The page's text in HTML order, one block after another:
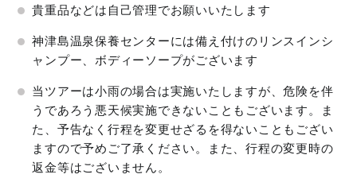
貴重品などは自己管理でお願いいたします
神津島温泉保養センターには備え付けのリンスインシ
ャンプー、ボディーソープがございます
当ツアーは小雨の場合は実施いたしますが、危険を伴
うであろう悪天候実施できないこともございます。ま
た、予告なく行程を変更せざるを得ないこともござい
ますので予めご了承ください。また、行程の変更時の
返金等はございません。